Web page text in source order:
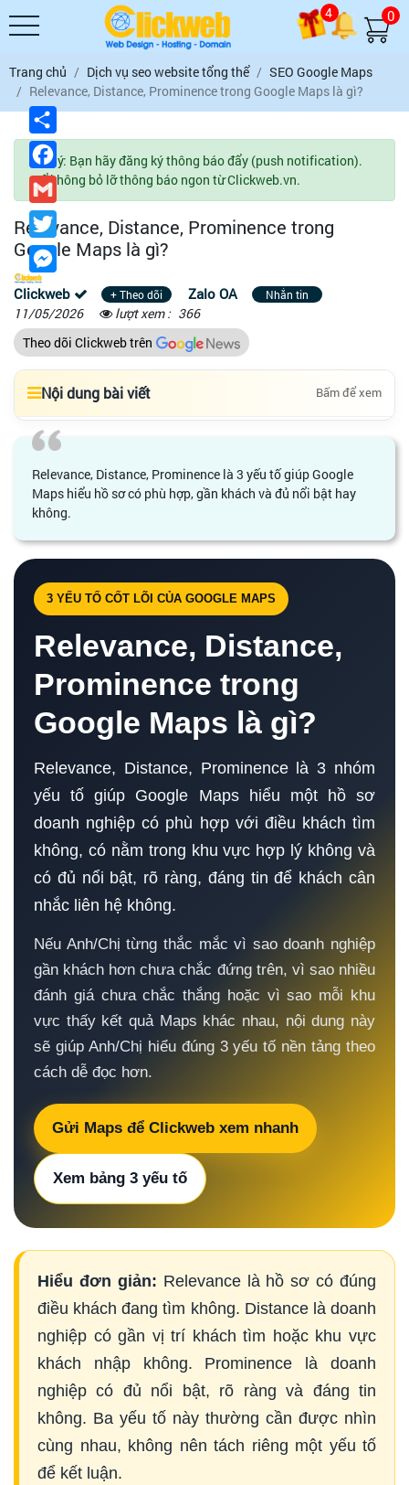
4 0
Trang chủ Dịch vụ seo website tổng thể
SEO Google Maps
Relevance, Distance, Prominence trong Google Maps là gì?
Lưu ý: Bạn hãy đăng ký thông báo đẩy (push notification).
Để không bỏ lỡ thông báo ngon từ Clickweb.vn.
Relevance, Distance, Prominence trong
Google Maps là gì?
Clickweb + Theo dõi Zalo OA Nhắn tin
11/05/2026 lượt xem : 366
Theo dõi Clickweb trên
Nội dung bài viết Bấm để xem
Relevance, Distance, Prominence là 3 yếu tố giúp Google
Maps hiểu hồ sơ có phù hợp, gần khách và đủ nổi bật hay
không.
3 YẾU TỐ CỐT LÕI CỦA GOOGLE MAPS
Relevance, Distance,
Prominence trong
Google Maps là gì?
Relevance, Distance, Prominence là 3 nhóm
yếu tố giúp Google Maps hiểu một hồ sơ
doanh nghiệp có phù hợp với điều khách tìm
không, có nằm trong khu vực hợp lý không và
có đủ nổi bật, rõ ràng, đáng tin để khách cân
nhắc liên hệ không.
Nếu Anh/Chị từng thắc mắc vì sao doanh nghiệp
gần khách hơn chưa chắc đứng trên, vì sao nhiều
đánh giá chưa chắc thắng hoặc vì sao mỗi khu
vực thấy kết quả Maps khác nhau, nội dung này
sẽ giúp Anh/Chị hiểu đúng 3 yếu tố nền tảng theo
cách dễ đọc hơn.
Gửi Maps để Clickweb xem nhanh
Xem bảng 3 yếu tố
Hiểu đơn giản: Relevance là hồ sơ có đúng
điều khách đang tìm không. Distance là doanh
nghiệp có gần vị trí khách tìm hoặc khu vực
khách nhập không. Prominence là doanh
nghiệp có đủ nổi bật, rõ ràng và đáng tin
không. Ba yếu tố này thường cần được nhìn
cùng nhau, không nên tách riêng một yếu tố
để kết luận.
Chia
Gmail
Messenger